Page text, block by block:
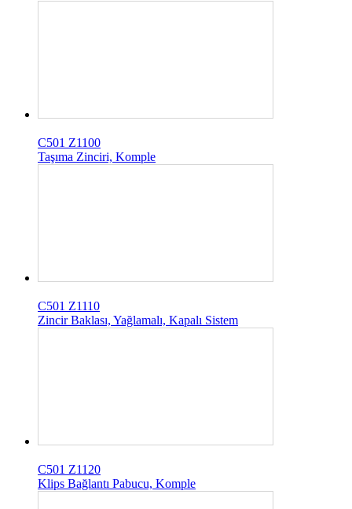
C501 Z1100
Taşıma Zinciri, Komple
C501 Z1110
Zincir Baklası, Yağlamalı, Kapalı Sistem
C501 Z1120
Klips Bağlantı Pabucu, Komple